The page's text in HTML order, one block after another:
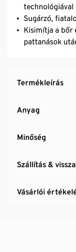
technológiával
Sugárzó,
Kisimítja a bőr
pattanások
Termékleírás
Anyag
Minőség
Szállítás &
Vásárlói